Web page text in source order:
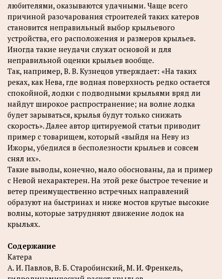
любителями, оказываются удачными. Чаще всего
причиной разочарования строителей таких катеров
становится неправильный выбор крыльевого
устройства, его расположения и размеров крыльев.
Иногда такие неудачи служат основой и для
неправильной оценки крыльев вообще.
Так, например, В. В. Кузнецов утверждает: «На таких
реках, как Нева, где водная поверхность редко остается
спокойной, лодки с подводными крыльями вряд ли
найдут широкое распространение; на волне лодка
будет зарываться, крылья будут только снижать
скорость». Далее автор цитируемой статьи приводит
пример с товарищем, который «выйдя на Неву из
Ижоры, убедился в бесполезности крыльев и совсем
снял их».
Такие выводы, конечно, мало обоснованы, да и пример
с Невой нехарактерен. На этой реке быстрое течение и
ветер преимущественно встречных направлений
образуют на быстринах и ниже мостов крутые высокие
волны, которые затрудняют движение лодок на
крыльях.
Содержание
Катера
А. И. Павлов, В. Б. Старобинский, М. И. Френкель,